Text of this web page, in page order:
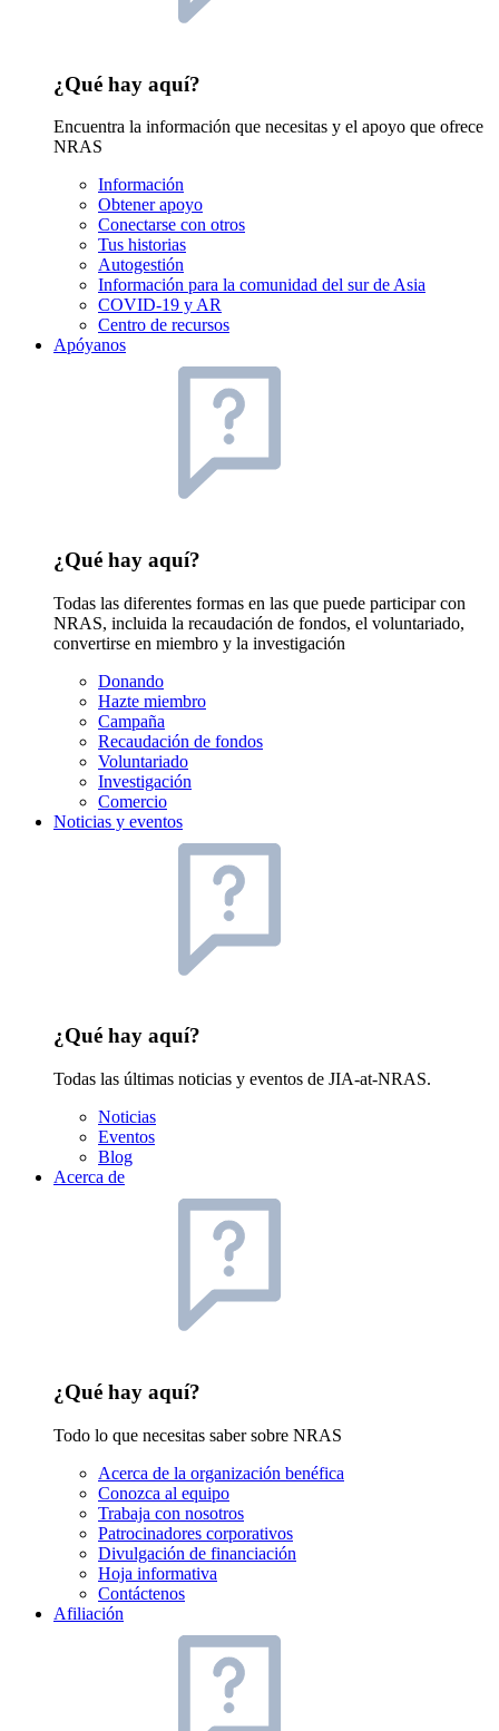
¿Qué hay aquí?
Encuentra la información que necesitas y el apoyo que ofrece
NRAS
Información
Obtener apoyo
Conectarse con otros
Tus historias
Autogestión
Información para la comunidad del sur de Asia
COVID-19 y AR
Centro de recursos
Apóyanos
¿Qué hay aquí?
Todas las diferentes formas en las que puede participar con
NRAS, incluida la recaudación de fondos, el voluntariado,
convertirse en miembro y la investigación
Donando
Hazte miembro
Campaña
Recaudación de fondos
Voluntariado
Investigación
Comercio
Noticias y eventos
¿Qué hay aquí?
Todas las últimas noticias y eventos de JIA-at-NRAS.
Noticias
Eventos
Blog
Acerca de
¿Qué hay aquí?
Todo lo que necesitas saber sobre NRAS
Acerca de la organización benéfica
Conozca al equipo
Trabaja con nosotros
Patrocinadores corporativos
Divulgación de financiación
Hoja informativa
Contáctenos
Afiliación